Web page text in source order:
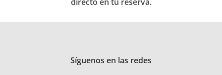
Síguenos en las redes